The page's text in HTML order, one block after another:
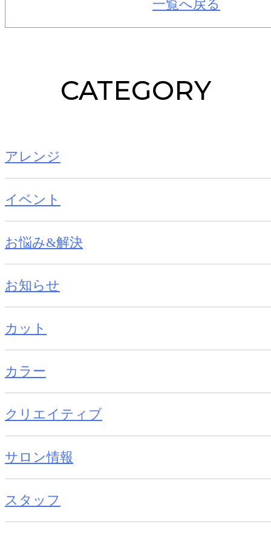
一覧へ戻る
CATEGORY
アレンジ
イベント
お悩み&解決
お知らせ
カット
カラー
クリエイティブ
サロン情報
スタッフ